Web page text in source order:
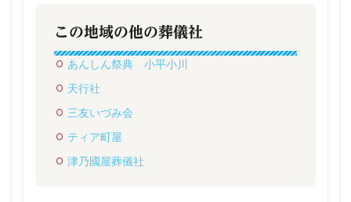
この地域の他の葬儀社
あんしん祭典 小平小川
天行社
三友いづみ会
ティア町屋
津乃國屋葬儀社